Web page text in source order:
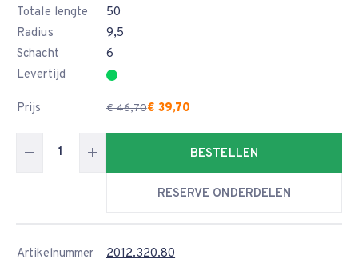
Totale lengte
50
Radius
9,5
Schacht
6
Levertijd
Prijs € 46,70€ 39,70
BESTELLEN
RESERVE ONDERDELEN
Artikelnummer
2012.320.80